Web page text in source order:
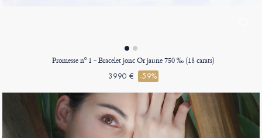
Promesse nº 1 - Bracelet jonc Or jaune 750 ‰ (18 carats)
3990 € -59%